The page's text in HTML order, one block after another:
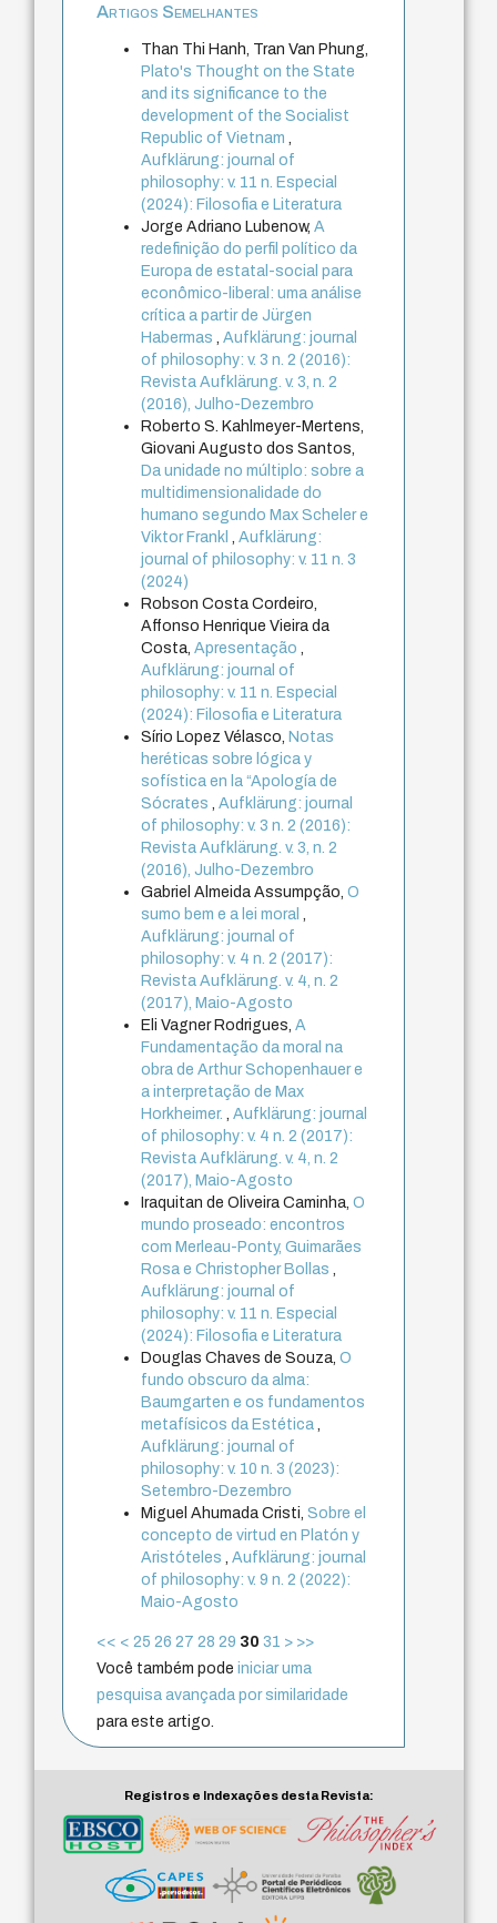
Artigos Semelhantes
Than Thi Hanh, Tran Van Phung,
Plato's Thought on the State
and its significance to the
development of the Socialist
Republic of Vietnam,
Aufklärung: journal of
philosophy: v. 11 n. Especial
(2024): Filosofia e Literatura
Jorge Adriano Lubenow,A
redefinição do perfil político da
Europa de estatal-social para
econômico-liberal: uma análise
crítica a partir de Jürgen
Habermas,Aufklärung: journal
of philosophy: v. 3 n. 2 (2016):
Revista Aufklärung. v. 3, n. 2
(2016), Julho-Dezembro
Roberto S. Kahlmeyer-Mertens,
Giovani Augusto dos Santos,
Da unidade no múltiplo: sobre a
multidimensionalidade do
humano segundo Max Scheler e
Viktor Frankl,Aufklärung:
journal of philosophy: v. 11 n. 3
(2024)
Robson Costa Cordeiro,
Affonso Henrique Vieira da
Costa,Apresentação,
Aufklärung: journal of
philosophy: v. 11 n. Especial
(2024): Filosofia e Literatura
Sírio Lopez Vélasco, Notas
heréticas sobre lógica y
sofística en la “Apología de
Sócrates,Aufklärung: journal
of philosophy: v. 3 n. 2 (2016):
Revista Aufklärung. v. 3, n. 2
(2016), Julho-Dezembro
Gabriel Almeida Assumpção,O
sumo bem e a lei moral,
Aufklärung: journal of
philosophy: v. 4 n. 2 (2017):
Revista Aufklärung. v. 4, n. 2
(2017), Maio-Agosto
Eli Vagner Rodrigues,A
Fundamentação da moral na
obra de Arthur Schopenhauer e
a interpretação de Max
Horkheimer.,Aufklärung: journal
of philosophy: v. 4 n. 2 (2017):
Revista Aufklärung. v. 4, n. 2
(2017), Maio-Agosto
Iraquitan de Oliveira Caminha,O
mundo proseado: encontros
com Merleau-Ponty, Guimarães
Rosa e Christopher Bollas,
Aufklärung: journal of
philosophy: v. 11 n. Especial
(2024): Filosofia e Literatura
Douglas Chaves de Souza,O
fundo obscuro da alma:
Baumgarten e os fundamentos
metafísicos da Estética,
Aufklärung: journal of
philosophy: v. 10 n. 3 (2023):
Setembro-Dezembro
Miguel Ahumada Cristi,Sobre el
concepto de virtud en Platón y
Aristóteles,Aufklärung: journal
of philosophy: v. 9 n. 2 (2022):
Maio-Agosto
<< < 25 26 27 28 29 30 31 > >>
Você também podeiniciar uma
pesquisa avançada por similaridade
para este artigo.
Registros e Indexações desta Revista: